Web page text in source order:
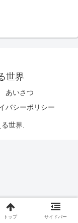
世界
あいさつ
バシーポリシー
世界.
トップ サイドバー